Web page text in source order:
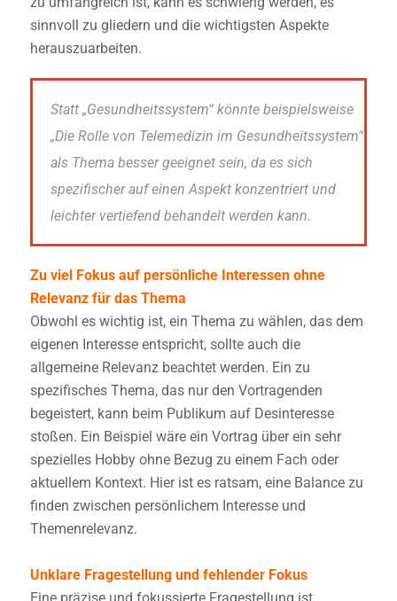
sinnvoll zu gliedern und die wichtigsten Aspekte
herauszuarbeiten.
Statt „Gesundheitssystem“ könnte beispielsweise
„Die Rolle von Telemedizin im Gesundheitssystem“
als Thema besser geeignet sein, da es sich
spezifischer auf einen Aspekt konzentriert und
leichter vertiefend behandelt werden kann.
Zu viel Fokus auf persönliche Interessen ohne
Relevanz für das Thema
Obwohl es wichtig ist, ein Thema zu wählen, das dem
eigenen Interesse entspricht, sollte auch die
allgemeine Relevanz beachtet werden. Ein zu
spezifisches Thema, das nur den Vortragenden
begeistert, kann beim Publikum auf Desinteresse
stoßen. Ein Beispiel wäre ein Vortrag über ein sehr
spezielles Hobby ohne Bezug zu einem Fach oder
aktuellem Kontext. Hier ist es ratsam, eine Balance zu
finden zwischen persönlichem Interesse und
Themenrelevanz.
Unklare Fragestellung und fehlender Fokus